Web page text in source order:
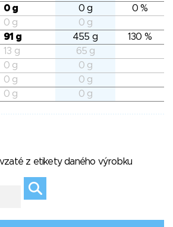
0 g 0 g
0 %
0 g
0 g
91 g 455 g
130 %
13 g
65 g
0 g
0 g
0 g
0 g
0 g 0 g
z etikety daného výrobku